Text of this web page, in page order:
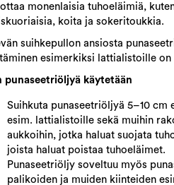
monenlaisia tuhoeläimiä,
koita ja sokeritoukkia.
suihkepullon ansiosta
esimerkiksi lattialistoille on
punaseetriöljyä käytetään
Suihkuta punaseetriöljyä 5–10 cm
esim. lattialistoille sekä muihin
aukkoihin, jotka haluat suojata
joista haluat poistaa tuhoeläimet.
Punaseetriöljy soveltuu myös
palikoiden ja muiden kiinteiden